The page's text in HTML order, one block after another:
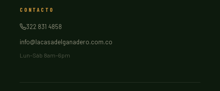
CONTACTO
322 831 4858
info@lacasadelganadero.com.co
Lun–Sáb 8am–6pm